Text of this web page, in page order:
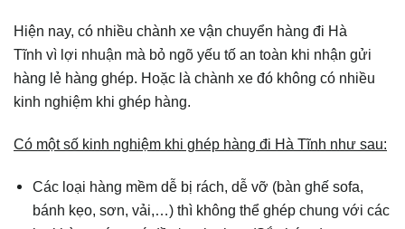
Hiện nay, có nhiều chành xe vận chuyển hàng đi Hà
Tĩnh vì lợi nhuận mà bỏ ngõ yếu tố an toàn khi nhận gửi
hàng lẻ hàng ghép. Hoặc là chành xe đó không có nhiều
kinh nghiệm khi ghép hàng.
Có một số kinh nghiệm khi ghép hàng đi Hà Tĩnh như sau:
Các loại hàng mềm dễ bị rách, dễ vỡ (bàn ghế sofa,
bánh kẹo, sơn, vải,…) thì không thể ghép chung với các